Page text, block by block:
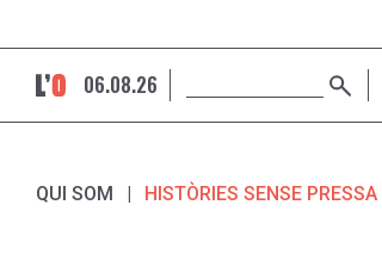
06.08.26
QUI SOM HISTÒRIES SENSE PRESSA